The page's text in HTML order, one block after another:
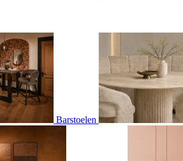
Barstoelen